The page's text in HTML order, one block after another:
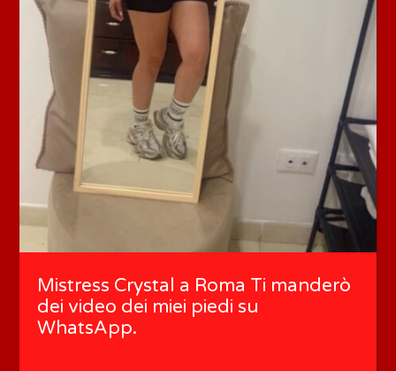
Mistress Crystal a Roma Ti manderò
dei video dei miei piedi su
WhatsApp.